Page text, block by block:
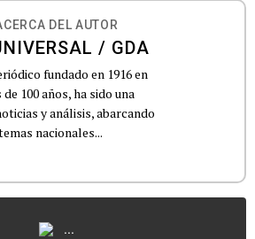
DEL AUTOR
/ GDA
fundado en 1916 en
100 años, ha sido una
y análisis, abarcando
nacionales...
...